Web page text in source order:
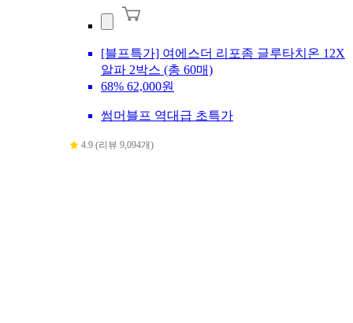
[블프특가] 여에스더 리포좀 글루타치온 12X
알파 2박스 (총 60매)
68% 62,000원
썸머블프 역대급 초특가
4.9 (리뷰 9,094개)